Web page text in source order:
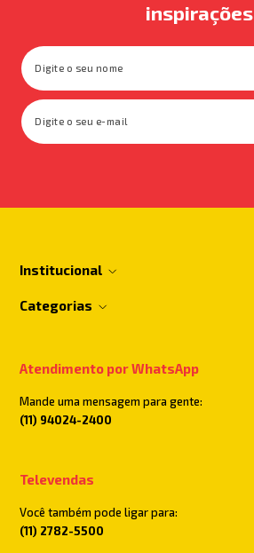
inspirações
Institucional
Categorias
Atendimento por WhatsApp
Mande uma mensagem para gente:
(11) 94024-2400
Televendas
Você também pode ligar para:
(11) 2782-5500